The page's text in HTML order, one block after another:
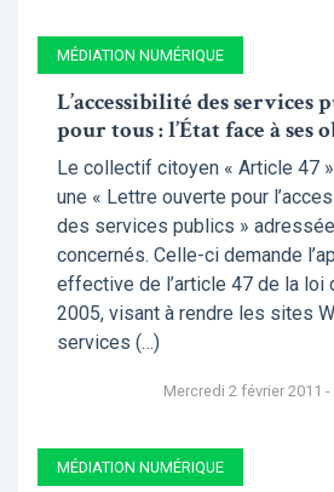
MÉDIATION NUMÉRIQUE
L’accessibilité des services
pour tous : l’État face à ses
Le collectif citoyen « Article 47
une « Lettre ouverte pour
des services publics »
concernés. Celle-ci demande
effective de l’article 47 de la loi
2005, visant à rendre les sites
services (…)
Mercredi 2 février 2011 -
MÉDIATION NUMÉRIQUE